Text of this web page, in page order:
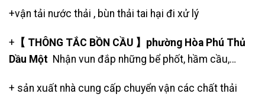
+vận tải nước thải , bùn thải tai hại đi xử lý
+ 【 THÔNG TẮC BỒN CẦU 】phường Hòa Phú Thủ
Dầu Một Nhận vun đắp những bể phốt, hầm cầu,…
+ sản xuất nhà cung cấp chuyển vận các chất thải